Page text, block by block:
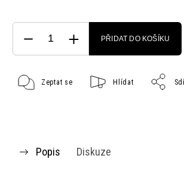
PŘIDAT DO KOŠÍKU
Zeptat se Hlídat
Popis Diskuze